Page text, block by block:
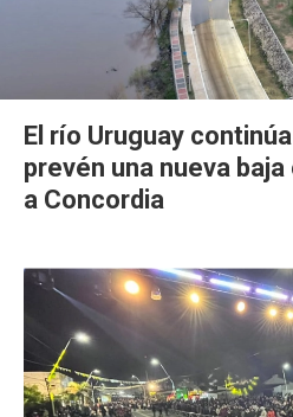
El río Uruguay
prevén una nueva
a Concordia